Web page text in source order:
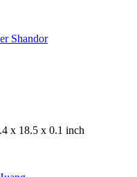
x 18.5 x 0.1 inch